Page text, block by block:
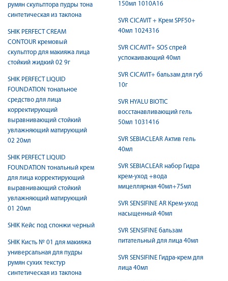
румян скульптора пудры тона
синтетическая из таклона
SHIK PERFECT CREAM
CONTOUR кремовый
скульптор для макияжа лица
стойкий жидкий 02 9г
SHIK PERFECT LIQUID
FOUNDATION тональное
средство для лица
корректирующий
выравнивающий стойкий
увлажняющий матирующий
02 20мл
SHIK PERFECT LIQUID
FOUNDATION тональный крем
для лица корректирующий
выравнивающий стойкий
увлажняющий матирующий
01 20мл
SHIK Кейс под спонжи черный
SHIK Кисть № 01 для макияжа
универсальная для пудры
румян сухих текстур
синтетическая из таклона
150мл 1010А16
SVR CICAVIT + Крем SPF50+
40мл 1024316
SVR CICAVIT+ SOS спрей
успокаивающий 40мл
SVR CICAVIT+ бальзам для губ
10г
SVR HYALU BIOTIC
восстанавливающий гель
50мл 1031416
SVR SEBIACLEAR Актив гель
40мл
SVR SEBIACLEAR набор Гидра
крем-уход +вода
мицеллярная 40мл+75мл
SVR SENSIFINE AR Крем-уход
насыщенный 40мл
SVR SENSIFINE бальзам
питательный для лица 40мл
SVR SENSIFINE Гидра-крем для
лица 40мл